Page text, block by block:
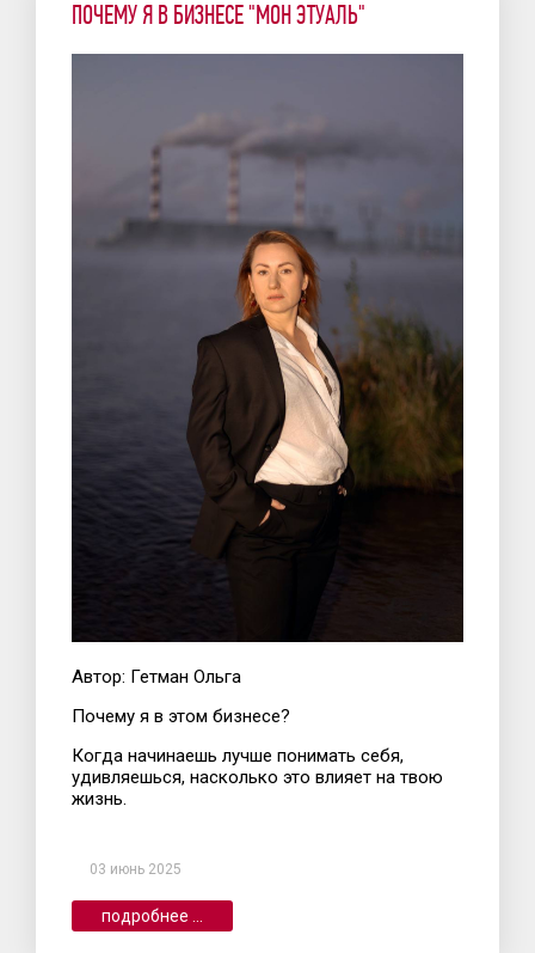
ПОЧЕМУ Я В БИЗНЕСЕ "МОН ЭТУАЛЬ"
Автор: Гетман Ольга
Почему я в этом бизнесе?
Когда начинаешь лучше понимать себя,
удивляешься, насколько это влияет на твою
жизнь.
03 июнь 2025
подробнее ...